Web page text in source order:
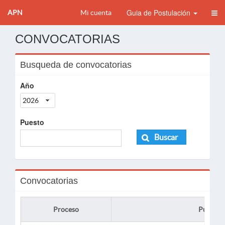
APN Mi cuenta Guia de Postulación
CONVOCATORIAS
Busqueda de convocatorias
Año
2026
Puesto
Buscar
Convocatorias
Proceso Puesto